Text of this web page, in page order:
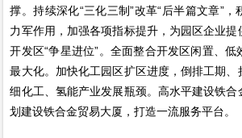
撑。持续深化“三化三制”改革“后半篇文章”
力军作用，加强各项指标提升，为园区企业
开发区“争星进位”。全面整合开发区闲置、
最大化。加快化工园区扩区进度，倒排工期
细化工、氢能产业发展瓶颈。高水平建设铁
划建设铁合金贸易大厦，打造一流服务平台。